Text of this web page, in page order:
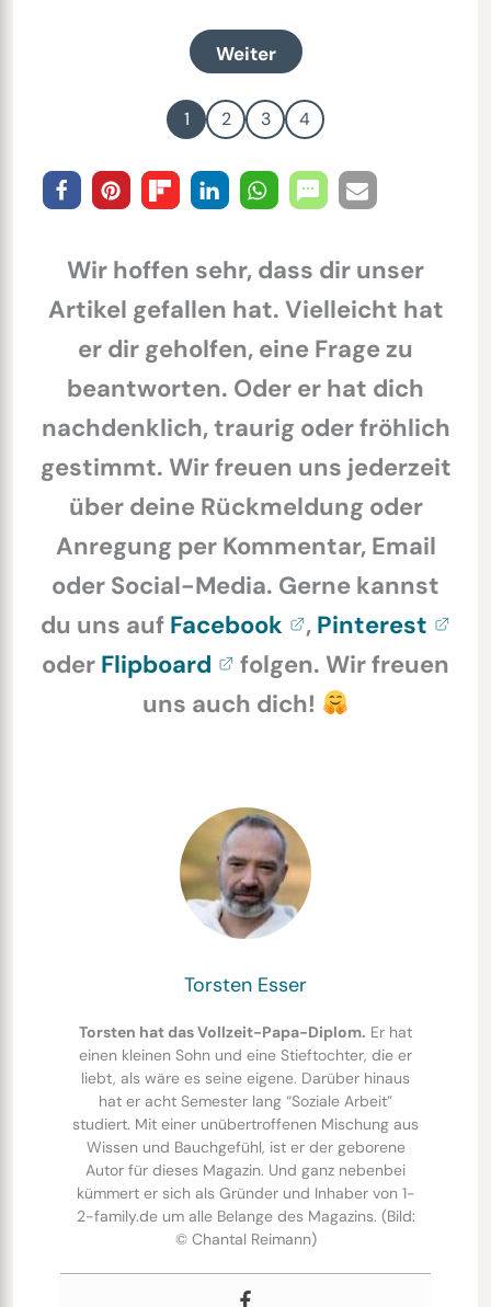
Weiter
1 2 3 4
Wir hoffen sehr, dass dir unser
Artikel gefallen hat. Vielleicht hat
er dir geholfen, eine Frage zu
beantworten. Oder er hat dich
nachdenklich, traurig oder fröhlich
gestimmt. Wir freuen uns jederzeit
über deine Rückmeldung oder
Anregung per Kommentar, Email
oder Social-Media. Gerne kannst
du uns auf Facebook , Pinterest
oder Flipboard
folgen. Wir freuen
uns auch dich!
Torsten Esser
Torsten hat das Vollzeit-Papa-Diplom. Er hat
einen kleinen Sohn und eine Stieftochter, die er
liebt, als wäre es seine eigene. Darüber hinaus
hat er acht Semester lang “Soziale Arbeit”
studiert. Mit einer unübertroffenen Mischung aus
Wissen und Bauchgefühl, ist er der geborene
Autor für dieses Magazin. Und ganz nebenbei
kümmert er sich als Gründer und Inhaber von 1-
2-family.de um alle Belange des Magazins. (Bild:
© Chantal Reimann)